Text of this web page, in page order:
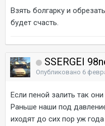
Взять болгарку и
будет счасть.
SSERGEI
Опубликовано 6
Если пеной залить так
Раньше наши под
иходят до сих пор уж